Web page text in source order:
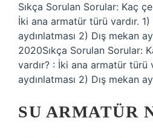
Sıkça Sorulan Sorular: Kaç
İki ana armatür türü vardır.
aydınlatması 2) Dış mekan
2020Sıkça Sorulan Sorular:
vardır? : İki ana armatür türü
aydınlatması 2) Dış mekan
SU ARMATÜR